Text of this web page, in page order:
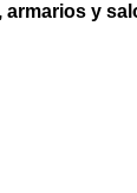
armarios y